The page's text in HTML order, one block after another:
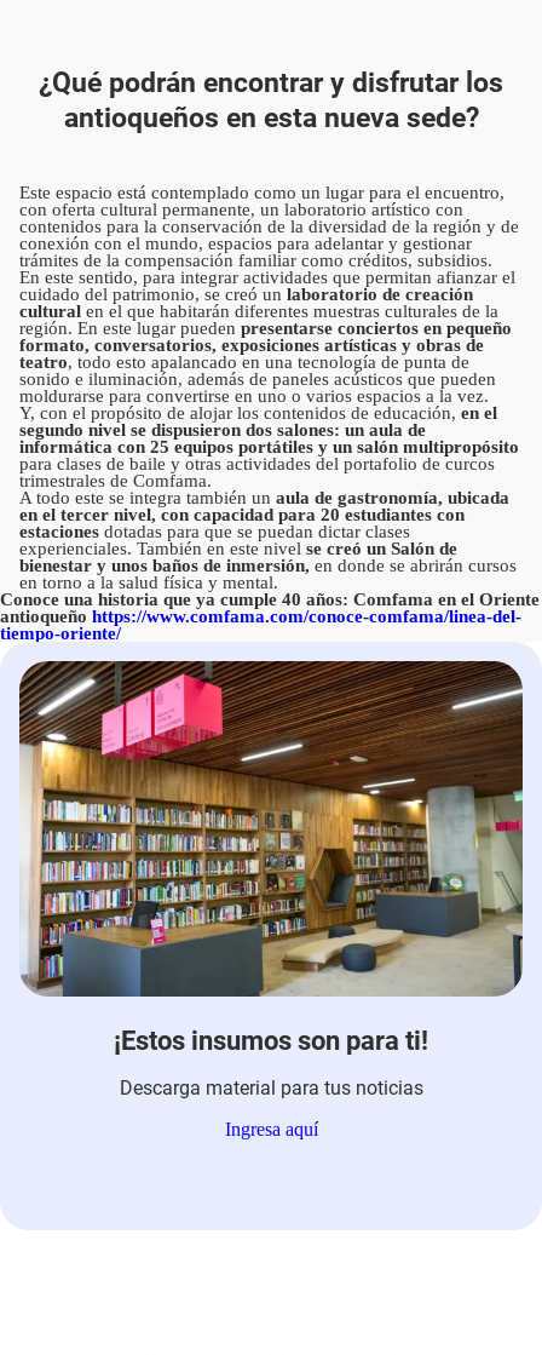
¿Qué podrán encontrar y disfrutar los
antioqueños en esta nueva sede?
Este espacio está contemplado como un lugar para el encuentro,
con oferta cultural permanente, un laboratorio artístico con
contenidos para la conservación de la diversidad de la región y de
conexión con el mundo, espacios para adelantar y gestionar
trámites de la compensación familiar como créditos, subsidios.
En este sentido, para integrar actividades que permitan afianzar el
cuidado del patrimonio, se creó un laboratorio de creación
cultural en el que habitarán diferentes muestras culturales de la
región. En este lugar pueden presentarse conciertos en pequeño
formato, conversatorios, exposiciones artísticas y obras de
teatro, todo esto apalancado en una tecnología de punta de
sonido e iluminación, además de paneles acústicos que pueden
moldurarse para convertirse en uno o varios espacios a la vez.
Y, con el propósito de alojar los contenidos de educación, en el
segundo nivel se dispusieron dos salones: un aula de
informática con 25 equipos portátiles y un salón multipropósito
para clases de baile y otras actividades del portafolio de curcos
trimestrales de Comfama.
A todo este se integra también un aula de gastronomía, ubicada
en el tercer nivel, con capacidad para 20 estudiantes con
estaciones dotadas para que se puedan dictar clases
experienciales. También en este nivel se creó un Salón de
bienestar y unos baños de inmersión, en donde se abrirán cursos
en torno a la salud física y mental.
Conoce una historia que ya cumple 40 años: Comfama en el Oriente
antioqueño https://www.comfama.com/conoce-comfama/linea-del-
tiempo-oriente/
¡Estos insumos son para ti!
Descarga material para tus noticias
Ingresa aquí